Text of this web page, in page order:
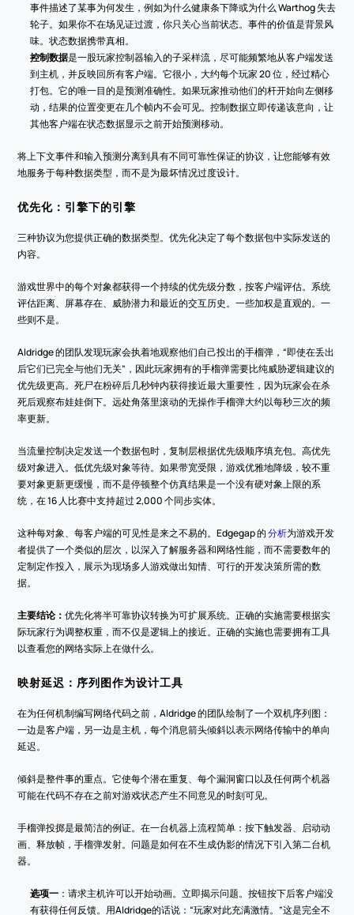
事件描述了某事为何发生，例如为什么健康条下降或为什么 Warthog 失去
轮子。如果你不在场见证过渡，你只关心当前状态。事件的价值是背景风
味。状态数据携带真相。
控制数据是一股玩家控制器输入的子采样流，尽可能频繁地从客户端发送
到主机，并反映回所有客户端。它很小，大约每个玩家 20 位，经过精心
打包。它的唯一目的是预测准确性。如果玩家推动他们的杆开始向左侧移
动，结果的位置变更在几个帧内不会可见。控制数据立即传递该意向，让
其他客户端在状态数据显示之前开始预测移动。
将上下文事件和输入预测分离到具有不同可靠性保证的协议，让您能够有效
地服务于每种数据类型，而不是为最坏情况过度设计。
优先化：引擎下的引擎
三种协议为您提供正确的数据类型。优先化决定了每个数据包中实际发送的
内容。
游戏世界中的每个对象都获得一个持续的优先级分数，按客户端评估。系统
评估距离、屏幕存在、威胁潜力和最近的交互历史。一些加权是直观的。一
些则不是。
Aldridge 的团队发现玩家会执着地观察他们自己投出的手榴弹，“即使在丢出
后它们已完全与他们无关”，因此玩家拥有的手榴弹需要比纯威胁逻辑建议的
优先级更高。死尸在粉碎后几秒钟内获得接近最大重要性，因为玩家会在杀
死后观察布娃娃倒下。远处角落里滚动的无操作手榴弹大约以每秒三次的频
率更新。
当流量控制决定发送一个数据包时，复制层根据优先级顺序填充包。高优先
级对象进入。低优先级对象等待。如果带宽受限，游戏优雅地降级，较不重
要对象更新更缓慢，而不是停顿整个仿真结果是一个没有硬对象上限的系
统，在 16 人比赛中支持超过 2,000 个同步实体。
这种每对象、每客户端的可见性是来之不易的。Edgegap 的 分析为游戏开发
者提供了一个类似的层次，以深入了解服务器和网络性能，而不需要数年的
定制定作投入，展示为现场多人游戏做出知情、可行的开发决策所需的数
据。
主要结论：优先化将半可靠协议转换为可扩展系统。正确的实施需要根据实
际玩家行为调整权重，而不仅是逻辑上的接近。正确的实施也需要拥有工具
以查看您的网络实际上在做什么。
映射延迟：序列图作为设计工具
在为任何机制编写网络代码之前，Aldridge 的团队绘制了一个双机序列图：
一边是客户端，另一边是主机，每个消息箭头倾斜以表示网络传输中的单向
延迟。
倾斜是整件事的重点。它使每个潜在重复、每个漏洞窗口以及任何两个机器
可能在代码不存在之前对游戏状态产生不同意见的时刻可见。
手榴弹投掷是最简洁的例证。在一台机器上流程简单：按下触发器、启动动
画、释放帧，手榴弹发射。问题是如何在不生成伪影的情况下引入第二台机
器。
选项一 ：请求主机许可以开始动画。立即揭示问题。按钮按下后客户端没
有获得任何反馈。用Aldridge的话说：“玩家对此充满激情。”这是完全不